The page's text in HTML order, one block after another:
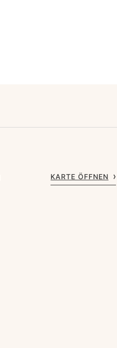
KARTE ÖFFNEN